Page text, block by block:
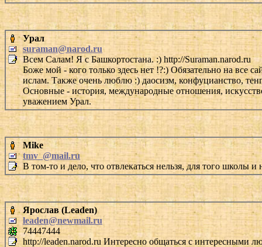
Урал
suraman@narod.ru
Всем Салам! Я с Башкортостана. :) http://Suraman.narod.ru
Боже мой - кого только здесь нет !?:) Обязательно на
ислам. Также очень люблю :) даосизм, конфуцианство,
Основные - история, международные отношения,
уважением Урал.
Mike
tmv_@mail.ru
В том-то и дело, что отвлекаться нельзя, для того школы
Ярослав (Leaden)
leaden@newmail.ru
74447444
http://leaden.narod.ru Интересно общаться с интересными